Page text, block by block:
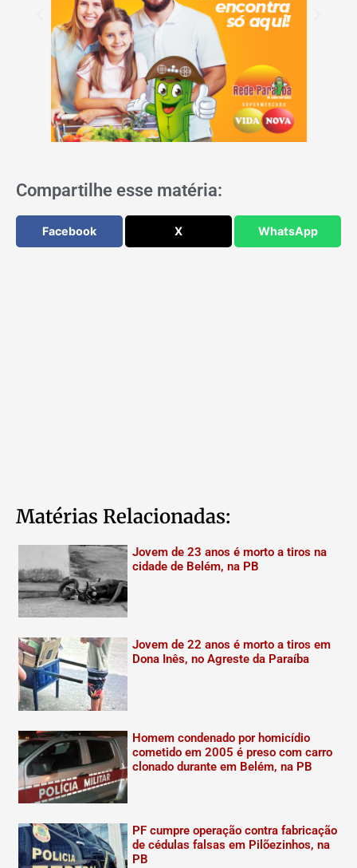
Compartilhe esse matéria:
Facebook X WhatsApp
Matérias Relacionadas:
Jovem de 23 anos é morto a tiros na
cidade de Belém, na PB
Jovem de 22 anos é morto a tiros em
Dona Inês, no Agreste da Paraíba
Homem condenado por homicídio
cometido em 2005 é preso com carro
clonado durante em Belém, na PB
PF cumpre operação contra fabricação
de cédulas falsas em Pilõezinhos, na
PB